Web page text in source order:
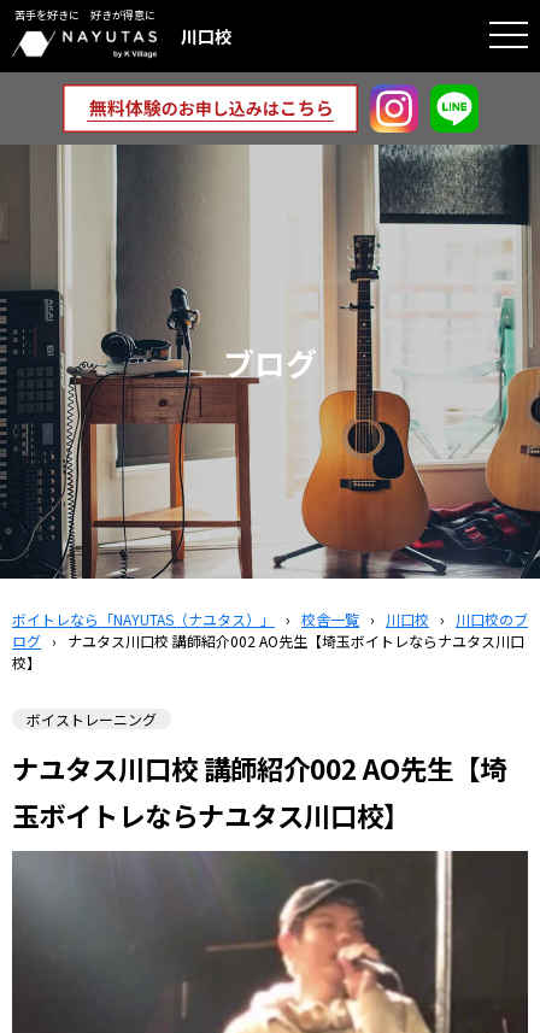
苦手を好きに 好きが得意に
川口校
ブログ
ボイトレなら「NAYUTAS（ナユタス）」 › 校舎一覧 › 川口校 ›
川口校のブ
ログ ›
ナユタス川口校 講師紹介002 AO先生【埼玉ボイトレならナユタス川口
校】
ボイストレーニング
ナユタス川口校 講師紹介002 AO先生【埼
玉ボイトレならナユタス川口校】